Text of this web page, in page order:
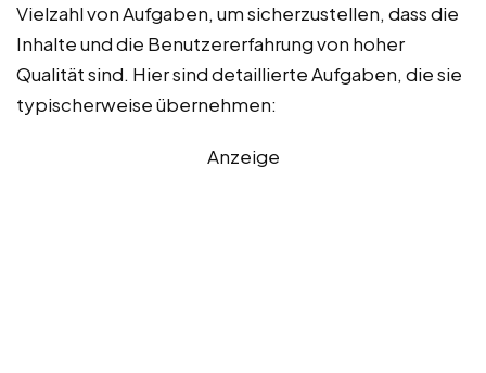
Vielzahl von Aufgaben, um sicherzustellen, dass die
Inhalte und die Benutzererfahrung von hoher
Qualität sind. Hier sind detaillierte Aufgaben, die sie
typischerweise übernehmen:
Anzeige